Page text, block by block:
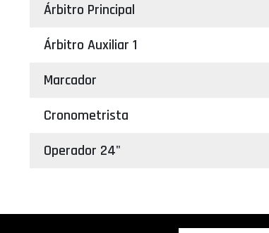
Árbitro Principal
Árbitro Auxiliar 1
Marcador
Cronometrista
Operador 24"